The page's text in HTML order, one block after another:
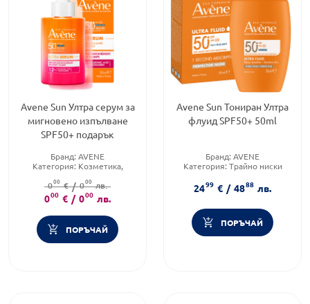
Avene Sun Ултра серум за
мигновено изпълване
SPF50+ подарък
Бранд: AVENE
Категория: Козметика,
000 € / 000 лв.
000 € / 000 лв.
ПОРЪЧАЙ
Avene Sun Тониран Ултра
флуид SPF50+ 50ml
Бранд: AVENE
Категория: Трайно ниски
Тип продукт:Флуид
2499 € / 4888 лв.
ПОРЪЧАЙ